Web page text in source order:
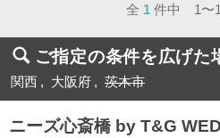
全 1 件中 1〜
ご指定の条件を広げた
関西 大阪府 茨木市
ニーズ心斎橋 by T&G